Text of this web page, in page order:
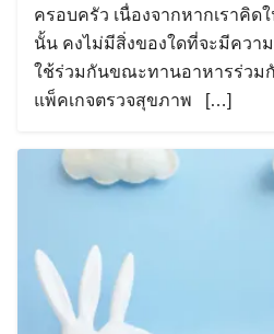
ครอบครัว เนื่องจากหากเราคิด
นั้น คงไม่มีสิ่งของใดที่จะมีความ
ใช้ร่วมกันขณะทานอาหารร่วม
แพ็คเกจตรวจสุขภาพ […]